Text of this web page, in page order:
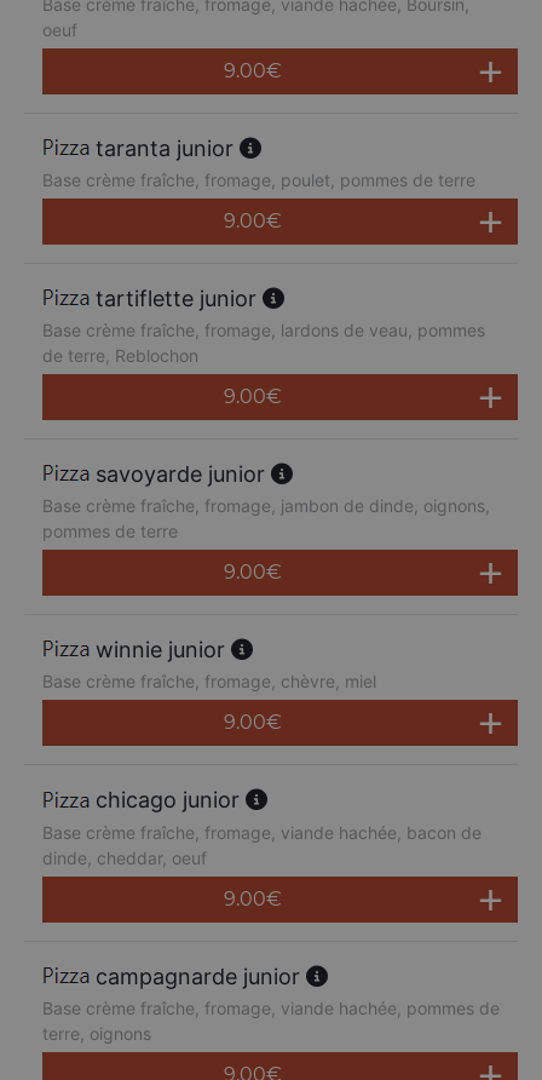
Base crème fraîche, fromage, viande hachée, Boursin,
oeuf
9.00€
taranta junior
Base crème fraîche, fromage, poulet, pommes de terre
9.00€
tartiflette junior
Base crème fraîche, fromage, lardons de veau, pommes
de terre, Reblochon
9.00€
savoyarde junior
Base crème fraîche, fromage, jambon de dinde, oignons,
pommes de terre
9.00€
winnie junior
Base crème fraîche, fromage, chèvre, miel
9.00€
chicago junior
Base crème fraîche, fromage, viande hachée, bacon de
dinde, cheddar, oeuf
9.00€
campagnarde junior
Base crème fraîche, fromage, viande hachée, pommes de
terre, oignons
9.00€